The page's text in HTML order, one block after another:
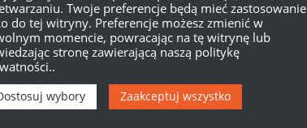
Twoje preferencje będą mieć zastosowanie
do tej witryny. Preferencje możesz zmienić w
momencie, powracając na tę witrynę lub
stronę zawierającą naszą politykę
wybory Zaakceptuj wszystko